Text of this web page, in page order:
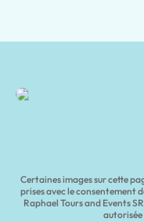
Certaines images sur cette
prises avec le consentement
Raphael Tours and Events